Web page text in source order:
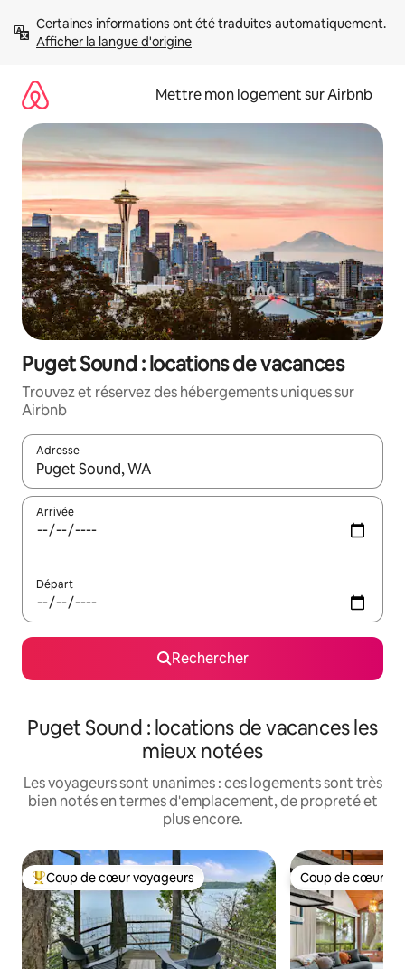
directement
Afficher la langue d'origine
Mettre mon logement sur Airbnb
Puget Sound : locations de vacances
Trouvez et réservez des hébergements uniques sur
Airbnb
Adresse
Lorsque les résultats s'affichent, utilisez les flèches vers le
Arrivée
Départ
Rechercher
Puget Sound : locations de vacances les
mieux notées
Les voyageurs sont unanimes : ces logements sont très
bien notés en termes d'emplacement, de propreté et
plus encore.
Coups de cœur voyageurs les plus appréciés
Coup de cœur voyageurs Coup de cœur
Coup de cœur